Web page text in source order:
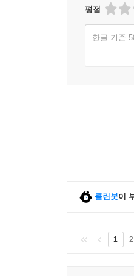
평점
한글 기준
클린봇이
1 2